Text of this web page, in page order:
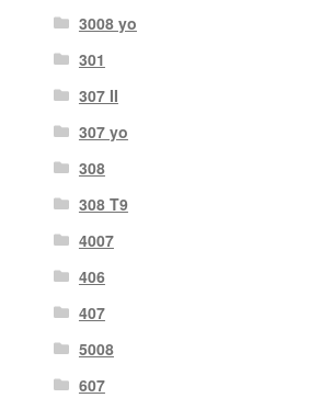
3008 yo
301
307 II
307 yo
308
308 T9
4007
406
407
5008
607